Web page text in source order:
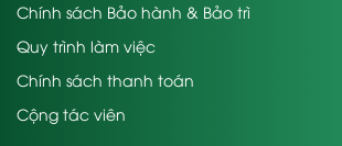
Chính sách Bảo hành & Bảo trì
Quy trình làm việc
Chính sách thanh toán
Cộng tác viên